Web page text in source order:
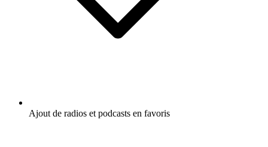
Ajout de radios et podcasts en favoris